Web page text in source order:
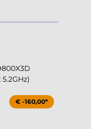
€ -160,00*